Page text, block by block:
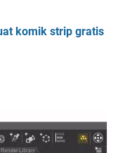
komik strip gratis